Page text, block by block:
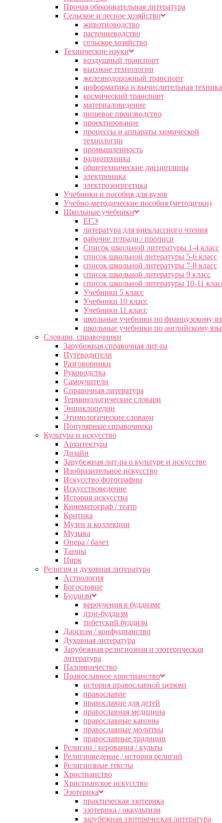
Прочая образовательная литература
Сельское и лесное хозяйство
животноводство
растениеводство
сельское хозяйство
Технические науки
воздушный транспорт
высокие технологии
железнодорожный транспорт
информатика и вычислительная техника
космический транспорт
материаловедение
пищевое производство
проектирование
процессы и аппараты химической
технологии
промышленность
радиотехника
общетехнические дисциплины
электроника
электроэнергетика
Учебники и пособия для вузов
Учебно-методические пособия (методички)
Школьные учебники
ЕГЭ
литература для внеклассного чтения
рабочие тетради / прописи
Список школьной литературы 1-4 класс
список школьной литературы 5-6 класс
список школьной литературы 7-8 класс
список школьной литературы 9 класс
список школьной литературы 10-11
Учебники 5 класс
Учебники 10 класс
Учебники 11 класс
школьные учебники по французскому
школьные учебники по английскому
Словари, справочники
Зарубежная справочная лит-ра
Путеводители
Разговорники
Руководства
Самоучители
Справочная литература
Терминологические словари
Энциклопедии
Этимологические словари
Популярные справочники
Культура и искусство
Архитектура
Дизайн
Зарубежная лит-ра о культуре и искусстве
Изобразительное искусство
Искусство фотографии
Искусствоведение
История искусства
Кинематограф / театр
Критика
Музеи и коллекции
Музыка
Опера / балет
Танцы
Цирк
Религия и духовная литература
Астрология
Богословие
Буддизм
вероучения в буддизме
дзэн-буддизм
тибетский буддизм
Даосизм / конфуцианство
Духовная литература
Зарубежная религиозная и эзотерическая
литература
Паломничество
Православное христианство
история православной церкви
православие
православие для детей
православная медицина
православные каноны
православные молитвы
православные традиции
Религии / верования / культы
Религиоведение / история религий
Религиозные тексты
Христианство
Христианское искусство
Эзотерика
практическая эзотерика
эзотерика / оккультизм
зарубежная эзотерическая литература